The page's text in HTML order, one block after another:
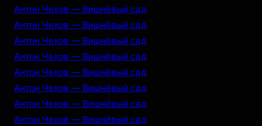
Антон Чехов — Вишнёвый сад
Антон Чехов — Вишнёвый сад
Антон Чехов — Вишнёвый сад
Антон Чехов — Вишнёвый сад
Антон Чехов — Вишнёвый сад
Антон Чехов — Вишнёвый сад
Антон Чехов — Вишнёвый сад
Антон Чехов — Вишнёвый сад